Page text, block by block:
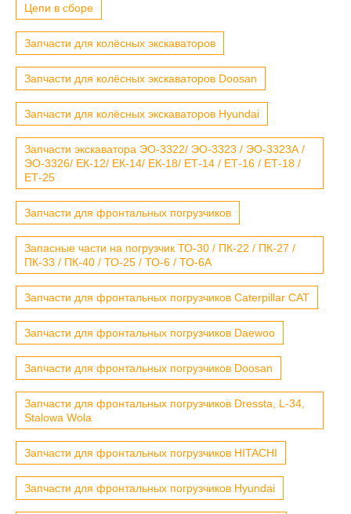
Цепи в сборе
Запчасти для колёсных экскаваторов
Запчасти для колёсных экскаваторов Doosan
Запчасти для колёсных экскаваторов Hyundai
Запчасти экскаватора ЭО-3322/ ЭО-3323 / ЭО-3323А /
ЭО-3326/ ЕК-12/ ЕК-14/ ЕК-18/ ЕТ-14 / ЕТ-16 / ЕТ-18 /
ЕТ-25
Запчасти для фронтальных погрузчиков
Запасные части на погрузчик ТО-30 / ПК-22 / ПК-27 /
ПК-33 / ПК-40 / ТО-25 / ТО-6 / ТО-6А
Запчасти для фронтальных погрузчиков Caterpillar CAT
Запчасти для фронтальных погрузчиков Daewoo
Запчасти для фронтальных погрузчиков Doosan
Запчасти для фронтальных погрузчиков Dressta, L-34,
Stalowa Wola
Запчасти для фронтальных погрузчиков HITACHI
Запчасти для фронтальных погрузчиков Hyundai